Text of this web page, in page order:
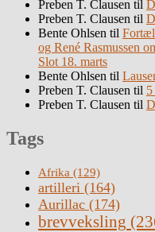
Preben T. Clausen til
Preben T. Clausen til
Bente Ohlsen til
og René Rasmussen
Slot 18. marts
Bente Ohlsen til
Preben T. Clausen til
Preben T. Clausen til
Tags
Afrika (129)
artilleri (164)
Aurillac (174)
brevveksling